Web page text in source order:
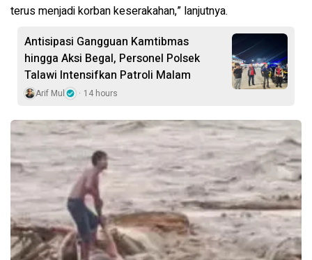
terus menjadi korban keserakahan,” lanjutnya.
Antisipasi Gangguan Kamtibmas
hingga Aksi Begal, Personel Polsek
Talawi Intensifkan Patroli Malam
Arif Mul 14 hours